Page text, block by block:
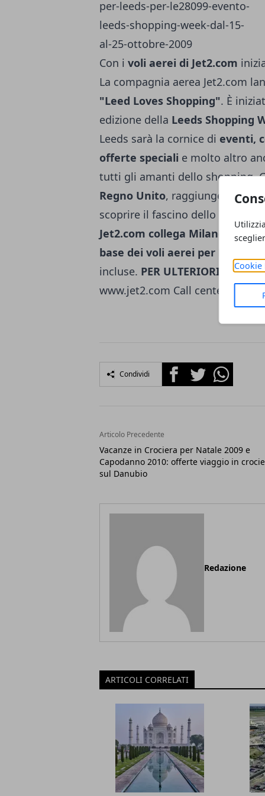
Cookie
Con i voli aerei di Jet2.com
La compagnia aerea Jet2.com
"Leed Loves Shopping". È
edizione della Leeds Shopping
Leeds sarà la cornice di eventi,
offerte speciali e molto altro
tutti gli amanti dello shopping.
Regno Unito, raggiungere
scoprire il fascino dello
Jet2.com collega Milano,
base dei voli aerei per Leefs
incluse. PER ULTERIORI
www.jet2.com Call center: 199
Condividi FacebookTwitterWhatsapp
Articolo Precedente
Vacanze in Crociera per Natale 2009 e
Capodanno 2010: offerte viaggio in
sul Danubio
Redazione
ARTICOLI CORRELATI